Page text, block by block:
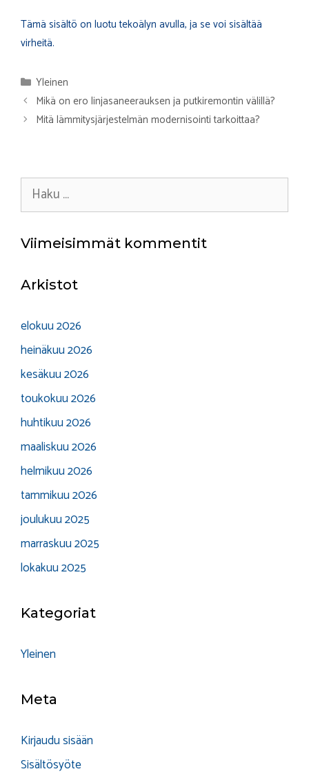
Tämä sisältö on luotu tekoälyn avulla, ja se voi sisältää
virheitä.
Kategoriat
Yleinen
Mikä on ero linjasaneerauksen ja putkiremontin välillä?
Mitä lämmitysjärjestelmän modernisointi tarkoittaa?
Haku:
Viimeisimmät kommentit
Arkistot
elokuu 2026
heinäkuu 2026
kesäkuu 2026
toukokuu 2026
huhtikuu 2026
maaliskuu 2026
helmikuu 2026
tammikuu 2026
joulukuu 2025
marraskuu 2025
lokakuu 2025
Kategoriat
Yleinen
Meta
Kirjaudu sisään
Sisältösyöte